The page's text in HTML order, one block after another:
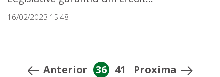
16/02/2023 15:48
Anterior 36 41 Proxima